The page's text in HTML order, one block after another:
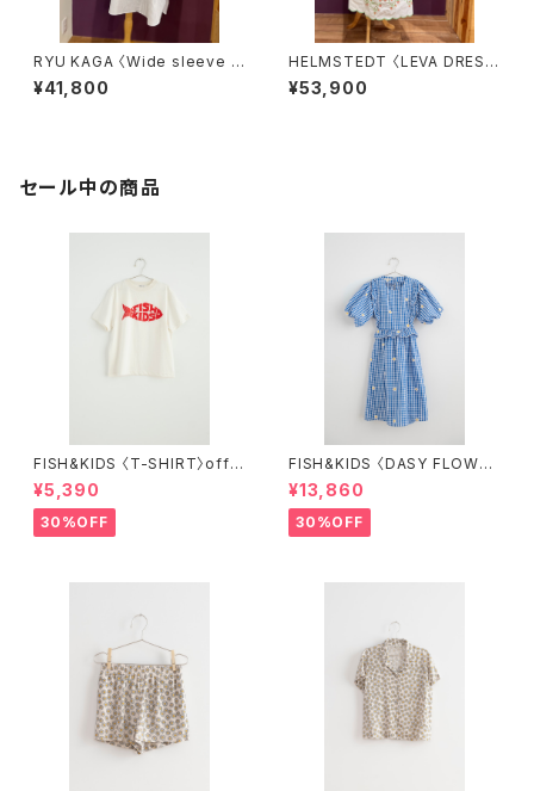
RYU KAGA 〈Wide sleeve s
tripe shirts〉
¥41,800
HELMSTEDT 〈LEVA DRES
S〉
¥53,900
セール中の商品
FISH&KIDS 〈T-SHIRT〉off
white
¥5,390
30%OFF
FISH&KIDS 〈DASY FLOWER
S DRESS〉
¥13,860
30%OFF